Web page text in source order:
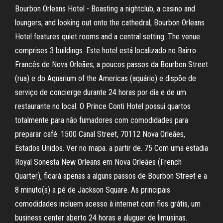
Bourbon Orleans Hotel - Boasting a nightclub, a casino and
loungers, and looking out onto the cathedral, Bourbon Orleans
Hotel features quiet rooms and a central setting. The venue
comprises 3 buildings. Este hotel está localizado no Bairro
Francês de Nova Orleães, a poucos passos da Bourbon Street
(rua) e do Aquarium of the Americas (aquário) e dispõe de
serviço de concierge durante 24 horas por dia e de um
restaurante no local. O Prince Conti Hotel possui quartos
totalmente para não fumadores com comodidades para
preparar café. 1500 Canal Street, 70112 Nova Orleães,
Estados Unidos. Ver no mapa. a partir de. 75 Com uma estadia
Royal Sonesta New Orleans em Nova Orleães (French
Quarter), ficará apenas a alguns passos de Bourbon Street e a
8 minuto(s) a pé de Jackson Square. As principais
comodidades incluem acesso à internet com fios grátis, um
business center aberto 24 horas e aluguer de limusinas.